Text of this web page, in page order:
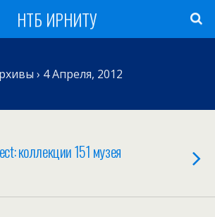
НТБ ИРНИТУ
› 4 Апреля, 2012
коллекции 151 музея